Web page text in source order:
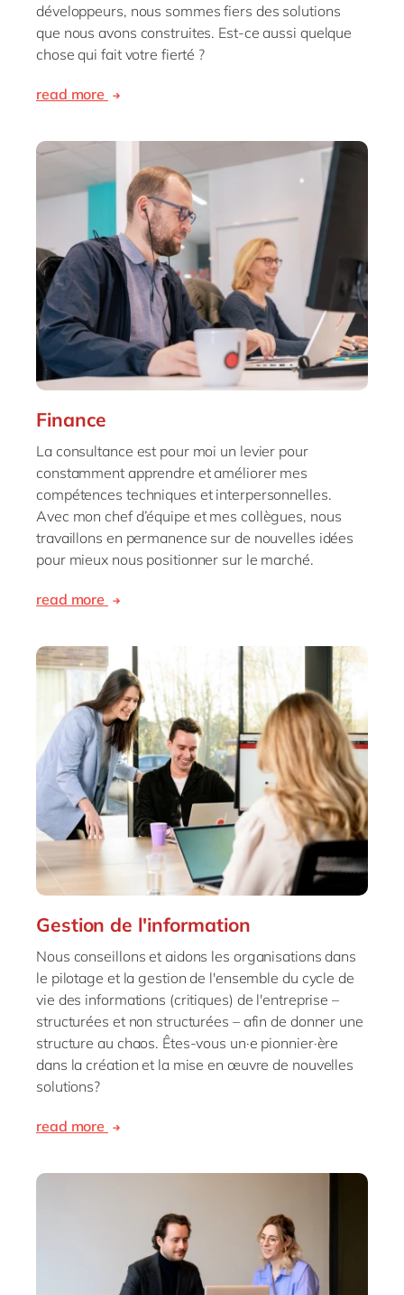
développeurs, nous sommes fiers des solutions
que nous avons construites. Est-ce aussi quelque
chose qui fait votre fierté ?
read more
Finance
La consultance est pour moi un levier pour
constamment apprendre et améliorer mes
compétences techniques et interpersonnelles.
Avec mon chef d’équipe et mes collègues, nous
travaillons en permanence sur de nouvelles idées
pour mieux nous positionner sur le marché.
read more
Gestion de l'information
Nous conseillons et aidons les organisations dans
le pilotage et la gestion de l'ensemble du cycle de
vie des informations (critiques) de l'entreprise –
structurées et non structurées – afin de donner une
structure au chaos. Êtes-vous un·e pionnier·ère
dans la création et la mise en œuvre de nouvelles
solutions?
read more